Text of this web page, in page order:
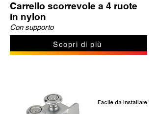
Carrello scorrevole a 4 ruote
in nylon
Con supporto
Scopri di più
Facile da installare